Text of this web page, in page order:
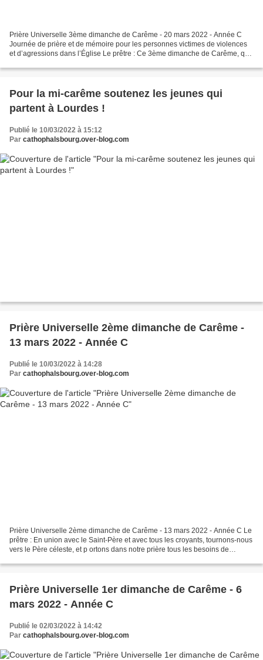
Prière Universelle 3ème dimanche de Carême - 20 mars 2022 - Année C
Journée de prière et de mémoire pour les personnes victimes de violences
et d’agressions dans l’Église Le prêtre : Ce 3ème dimanche de Carême, qui
Pour la mi-carême soutenez les jeunes qui
partent à Lourdes !
Publié le 10/03/2022 à 15:12
Par cathophalsbourg.over-blog.com
Prière Universelle 2ème dimanche de Carême -
13 mars 2022 - Année C
Publié le 10/03/2022 à 14:28
Par cathophalsbourg.over-blog.com
Prière Universelle 2ème dimanche de Carême - 13 mars 2022 - Année C Le
prêtre : En union avec le Saint-Père et avec tous les croyants, tournons-nous
vers le Père céleste, et p ortons dans notre prière tous les besoins de
Prière Universelle 1er dimanche de Carême - 6
mars 2022 - Année C
Publié le 02/03/2022 à 14:42
Par cathophalsbourg.over-blog.com